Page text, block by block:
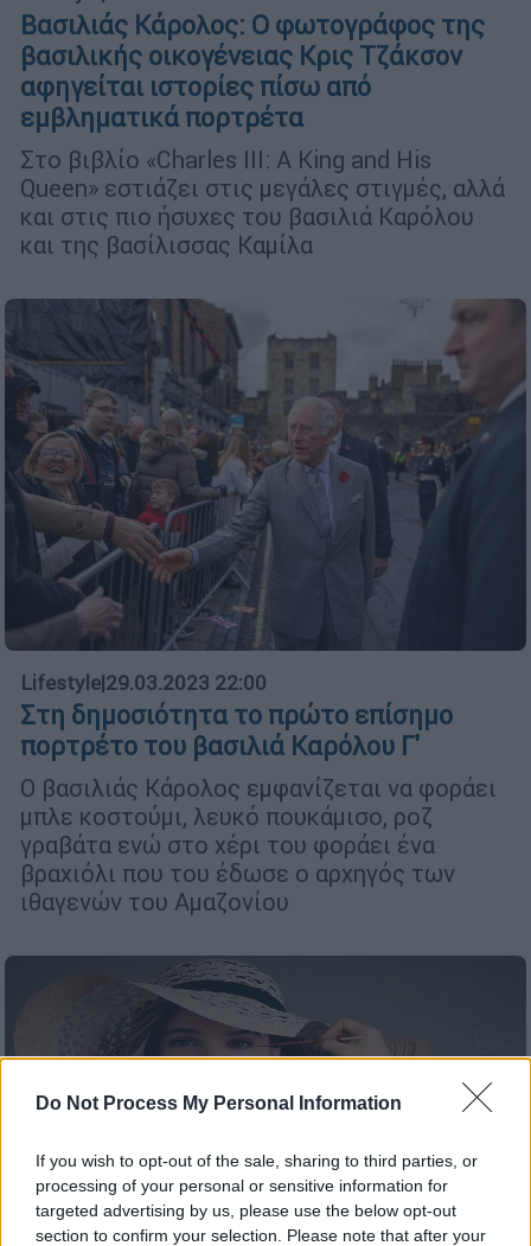
Do Not Process My Personal Information
If you wish to opt-out of the sale, sharing to third parties, or
processing of your personal or sensitive information for
targeted advertising by us, please use the below opt-out
section to confirm your selection. Please note that after your
Βασιλιάς Κάρολος: Ο φωτογράφος της
βασιλικής οικογένειας Κρις Τζάκσον
αφηγείται ιστορίες πίσω από
εμβληματικά πορτρέτα
Στο βιβλίο «Charles III: A King and His
Queen» εστιάζει στις μεγάλες στιγμές, αλλά
και στις πιο ήσυχες του βασιλιά Καρόλου
και της βασίλισσας Καμίλα
Lifestyle|29.03.2023 22:00
Στη δημοσιότητα το πρώτο επίσημο
πορτρέτο του βασιλιά Καρόλου Γ'
Ο βασιλιάς Κάρολος εμφανίζεται να φοράει
μπλε κοστούμι, λευκό πουκάμισο, ροζ
γραβάτα ενώ στο χέρι του φοράει ένα
βραχιόλι που του έδωσε ο αρχηγός των
ιθαγενών του Αμαζονίου